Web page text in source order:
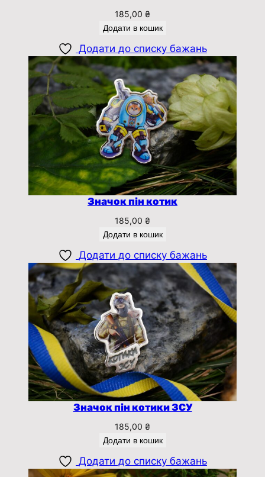
185,00 ₴
Додати в кошик
Додати до списку бажань
Значок пін котик
185,00 ₴
Додати в кошик
Додати до списку бажань
Значок пін котики ЗСУ
185,00 ₴
Додати в кошик
Додати до списку бажань